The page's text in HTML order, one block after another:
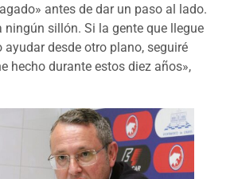
antes de dar un paso al lado.
ningún sillón. Si la gente que llegue
ayudar desde otro plano, seguiré
hecho durante estos diez años»,